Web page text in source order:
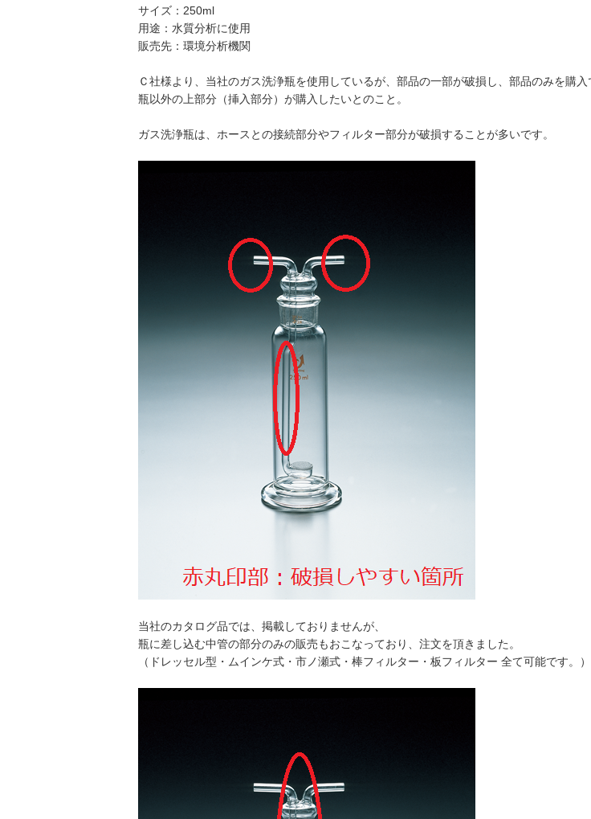
サイズ：250ml
用途：水質分析に使用
販売先：環境分析機関
Ｃ社様より、当社のガス洗浄瓶を使用しているが、部品の一部が破損し、部品のみを購入
瓶以外の上部分（挿入部分）が購入したいとのこと。
ガス洗浄瓶は、ホースとの接続部分やフィルター部分が破損することが多いです。
当社のカタログ品では、掲載しておりませんが、
瓶に差し込む中管の部分のみの販売もおこなっており、注文を頂きました。
（ドレッセル型・ムインケ式・市ノ瀬式・棒フィルター・板フィルター 全て可能です。）